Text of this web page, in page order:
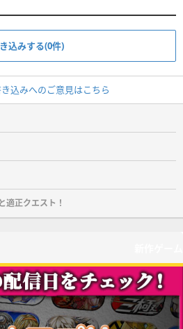
込みする(0件)
込みへのご意見はこちら
適正クエスト！